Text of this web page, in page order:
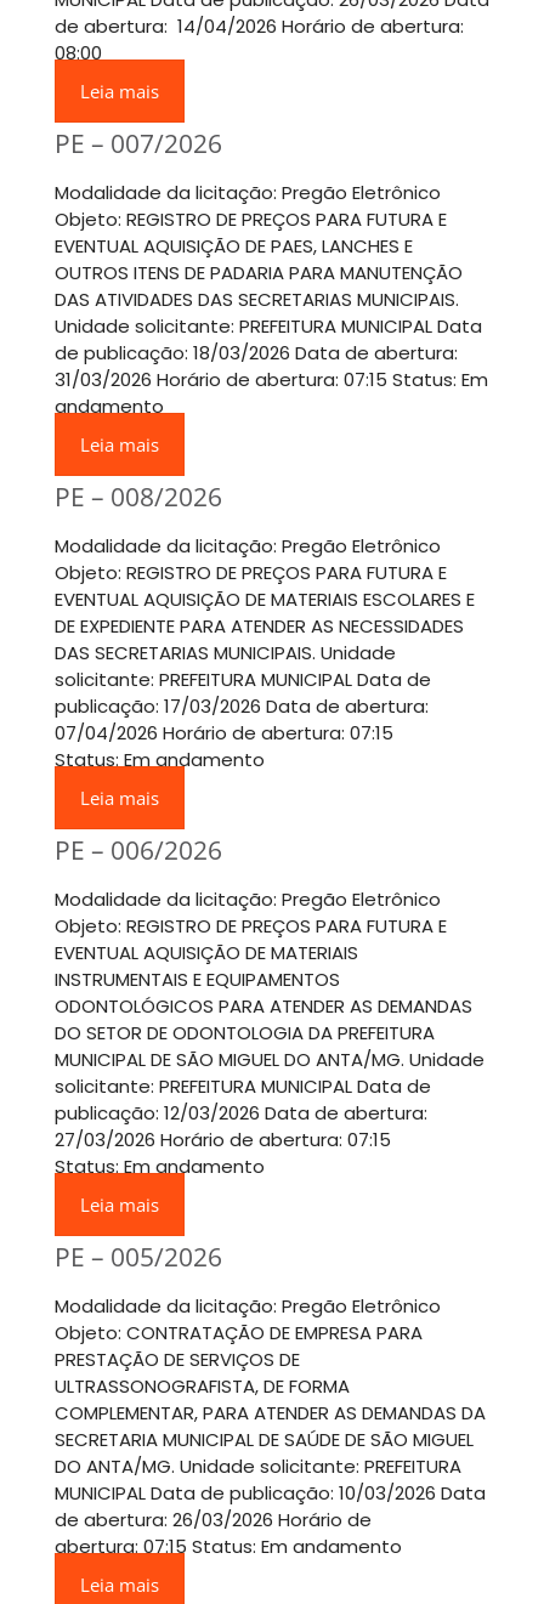
de abertura: 14/04/2026 Horário de abertura:
08:00
Leia mais
PE – 007/2026
Modalidade da licitação: Pregão Eletrônico
Objeto: REGISTRO DE PREÇOS PARA FUTURA E
EVENTUAL AQUISIÇÃO DE PAES, LANCHES E
OUTROS ITENS DE PADARIA PARA MANUTENÇÃO
DAS ATIVIDADES DAS SECRETARIAS MUNICIPAIS.
Unidade solicitante: PREFEITURA MUNICIPAL Data
de publicação: 18/03/2026 Data de abertura:
31/03/2026 Horário de abertura: 07:15 Status: Em
andamento
Leia mais
PE – 008/2026
Modalidade da licitação: Pregão Eletrônico
Objeto: REGISTRO DE PREÇOS PARA FUTURA E
EVENTUAL AQUISIÇÃO DE MATERIAIS ESCOLARES E
DE EXPEDIENTE PARA ATENDER AS NECESSIDADES
DAS SECRETARIAS MUNICIPAIS. Unidade
solicitante: PREFEITURA MUNICIPAL Data de
publicação: 17/03/2026 Data de abertura:
07/04/2026 Horário de abertura: 07:15
Status: Em andamento
Leia mais
PE – 006/2026
Modalidade da licitação: Pregão Eletrônico
Objeto: REGISTRO DE PREÇOS PARA FUTURA E
EVENTUAL AQUISIÇÃO DE MATERIAIS
INSTRUMENTAIS E EQUIPAMENTOS
ODONTOLÓGICOS PARA ATENDER AS DEMANDAS
DO SETOR DE ODONTOLOGIA DA PREFEITURA
MUNICIPAL DE SÃO MIGUEL DO ANTA/MG. Unidade
solicitante: PREFEITURA MUNICIPAL Data de
publicação: 12/03/2026 Data de abertura:
27/03/2026 Horário de abertura: 07:15
Status: Em andamento
Leia mais
PE – 005/2026
Modalidade da licitação: Pregão Eletrônico
Objeto: CONTRATAÇÃO DE EMPRESA PARA
PRESTAÇÃO DE SERVIÇOS DE
ULTRASSONOGRAFISTA, DE FORMA
COMPLEMENTAR, PARA ATENDER AS DEMANDAS DA
SECRETARIA MUNICIPAL DE SAÚDE DE SÃO MIGUEL
DO ANTA/MG. Unidade solicitante: PREFEITURA
MUNICIPAL Data de publicação: 10/03/2026 Data
de abertura: 26/03/2026 Horário de
abertura: 07:15 Status: Em andamento
Leia mais